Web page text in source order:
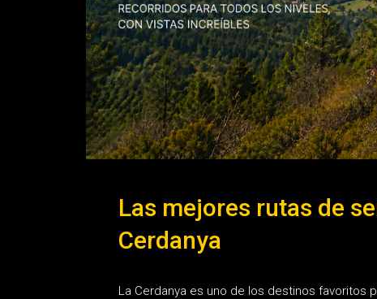
Las mejores rutas de
Cerdanya
La Cerdanya es uno de los destinos favoritos